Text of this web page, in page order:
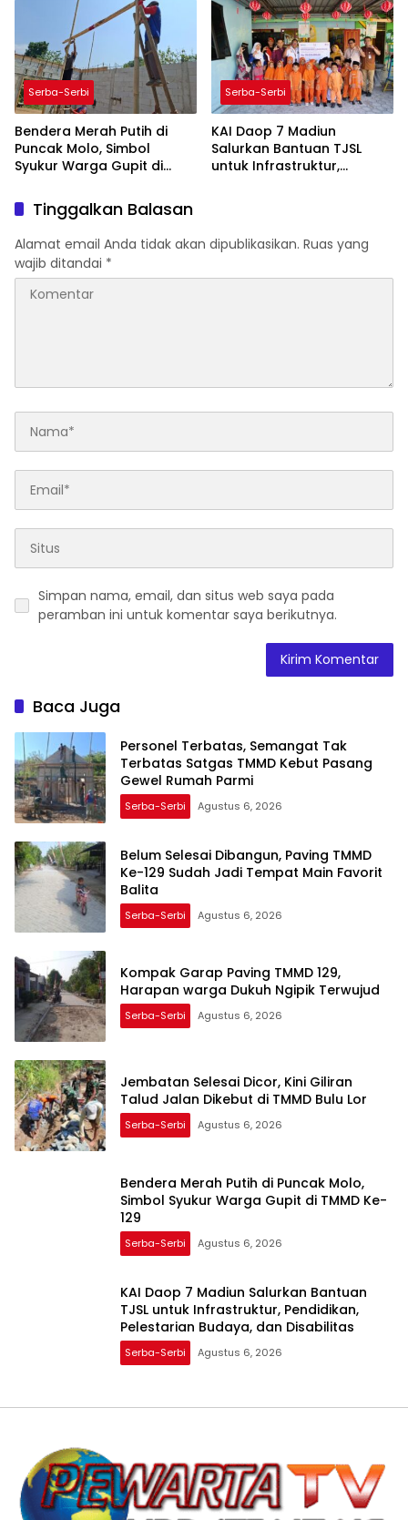
Serba-Serbi
Bendera Merah Putih di
Puncak Molo, Simbol
Syukur Warga Gupit di
Serba-Serbi
KAI Daop 7 Madiun
Salurkan Bantuan TJSL
untuk Infrastruktur,
Tinggalkan Balasan
Alamat email Anda tidak akan dipublikasikan. Ruas yang
wajib ditandai *
Simpan nama, email, dan situs web saya pada
peramban ini untuk komentar saya berikutnya.
Baca Juga
Personel Terbatas, Semangat Tak
Terbatas Satgas TMMD Kebut Pasang
Gewel Rumah Parmi
Serba-Serbi Agustus 6, 2026
Belum Selesai Dibangun, Paving TMMD
Ke-129 Sudah Jadi Tempat Main Favorit
Balita
Serba-Serbi Agustus 6, 2026
Kompak Garap Paving TMMD 129,
Harapan warga Dukuh Ngipik Terwujud
Serba-Serbi Agustus 6, 2026
Jembatan Selesai Dicor, Kini Giliran
Talud Jalan Dikebut di TMMD Bulu Lor
Serba-Serbi Agustus 6, 2026
Bendera Merah Putih di Puncak Molo,
Simbol Syukur Warga Gupit di TMMD Ke-
129
Serba-Serbi Agustus 6, 2026
KAI Daop 7 Madiun Salurkan Bantuan
TJSL untuk Infrastruktur, Pendidikan,
Pelestarian Budaya, dan Disabilitas
Serba-Serbi Agustus 6, 2026